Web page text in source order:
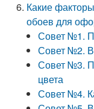
Какие
обоев для
Совет №1.
Совет №2.
Совет №3.
цвета
Совет №4.